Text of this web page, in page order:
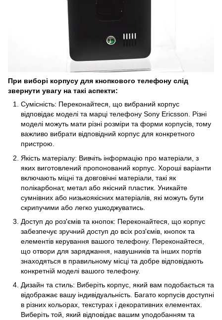
При виборі корпусу для кнопкового телефону слід
звернути увагу на такі аспекти:
Сумісність: Переконайтеся, що вибраний корпус
відповідає моделі та марці телефону Sony Ericsson. Різні
моделі можуть мати різні розміри та форми корпусів, тому
важливо вибрати відповідний корпус для конкретного
пристрою.
Якість матеріалу: Вивчіть інформацію про матеріали, з
яких виготовлений пропонований корпус. Хороші варіанти
включають міцні та довговічні матеріали, такі як
полікарбонат, метал або якісний пластик. Уникайте
сумнівних або низькоякісних матеріалів, які можуть бути
скрипучими або легко ушкоджуватись.
Доступ до роз'ємів та кнопок: Переконайтеся, що корпус
забезпечує зручний доступ до всіх роз'ємів, кнопок та
елементів керування вашого телефону. Переконайтеся,
що отвори для заряджання, навушників та інших портів
знаходяться в правильному місці та добре відповідають
конкретній моделі вашого телефону.
Дизайн та стиль: Виберіть корпус, який вам подобається та
відображає вашу індивідуальність. Багато корпусів доступні
в різних кольорах, текстурах і декоративних елементах.
Виберіть той, який відповідає вашим уподобанням та